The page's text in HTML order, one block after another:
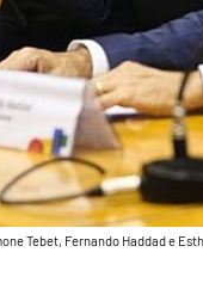
Tebet, Fernando Haddad e